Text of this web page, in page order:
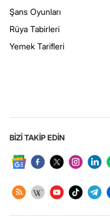
Şans Oyunları
Rüya Tabirleri
Yemek Tarifleri
BİZİ TAKİP EDİN